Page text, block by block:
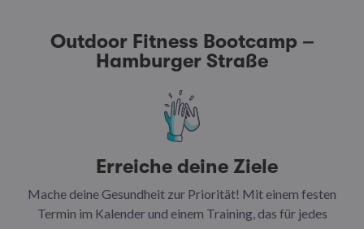
Outdoor Fitness Bootcamp –
Hamburger Straße
Erreiche deine Ziele
Mache deine Gesundheit zur Priorität! Mit einem festen
Termin im Kalender und einem Training, das für jedes